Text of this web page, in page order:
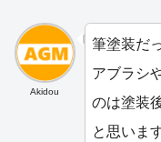
Akidou
筆塗装だ
アブラシ
のは塗装
と思います